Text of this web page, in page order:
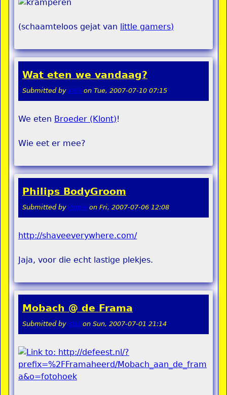
(schaamteloos gejat van little gamers)
Wat eten we vandaag?
Submitted by KKS on Tue, 2007-07-10 07:15
We eten Broeder (Klont)!
Wie eet er mee?
Philips BodyGroom
Submitted by rippie on Fri, 2007-07-06 12:08
http://shaveeverywhere.com/
Jaja, voor die echt lastige plekjes.
Mobach @ de Frama
Submitted by stel on Sun, 2007-07-01 21:14